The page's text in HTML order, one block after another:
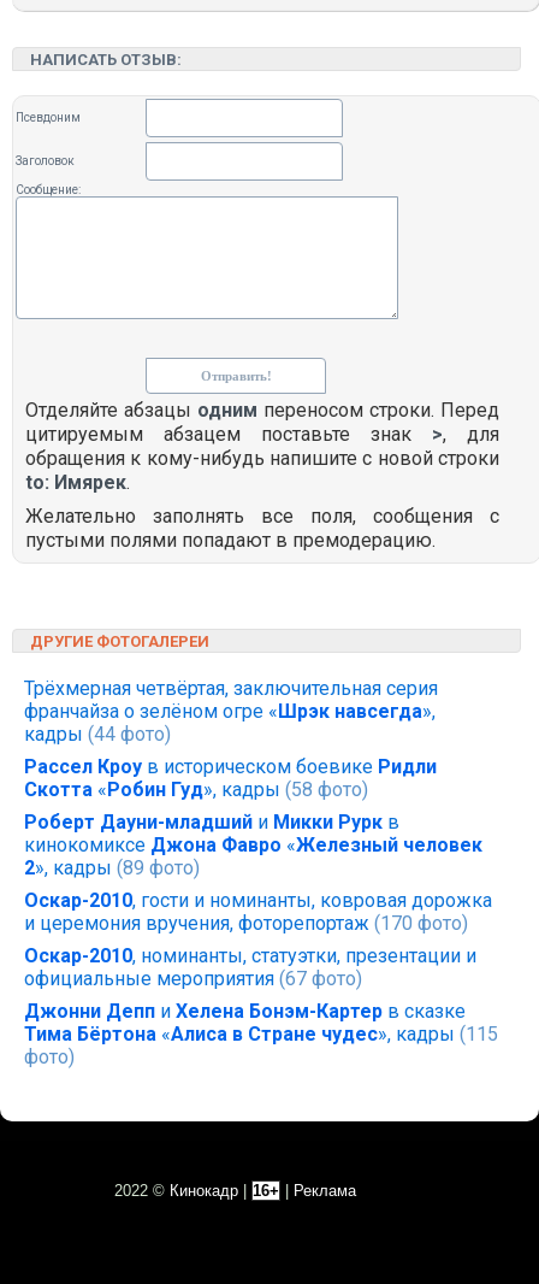
НАПИСАТЬ ОТЗЫВ:
Псевдоним
Заголовок
Сообщение:
Отделяйте абзацы одним переносом строки. Перед
цитируемым абзацем поставьте знак >, для
обращения к кому-нибудь напишите с новой строки
to: Имярек.
Желательно заполнять все поля, сообщения с
пустыми полями попадают в премодерацию.
ДРУГИЕ ФОТОГАЛЕРЕИ
Трёхмерная четвёртая, заключительная серия
франчайза о зелёном огре «Шрэк навсегда»,
кадры (44 фото)
Рассел Кроу в историческом боевике Ридли
Скотта «Робин Гуд», кадры (58 фото)
Роберт Дауни-младший и Микки Рурк в
кинокомиксе Джона Фавро «Железный человек
2», кадры (89 фото)
Оскар-2010, гости и номинанты, ковровая дорожка
и церемония вручения, фоторепортаж (170 фото)
Оскар-2010, номинанты, статуэтки, презентации и
официальные мероприятия (67 фото)
Джонни Депп и Хелена Бонэм-Картер в сказке
Тима Бёртона «Алиса в Стране чудес», кадры (115
фото)
2022 © Кинокадр 16+ Реклама